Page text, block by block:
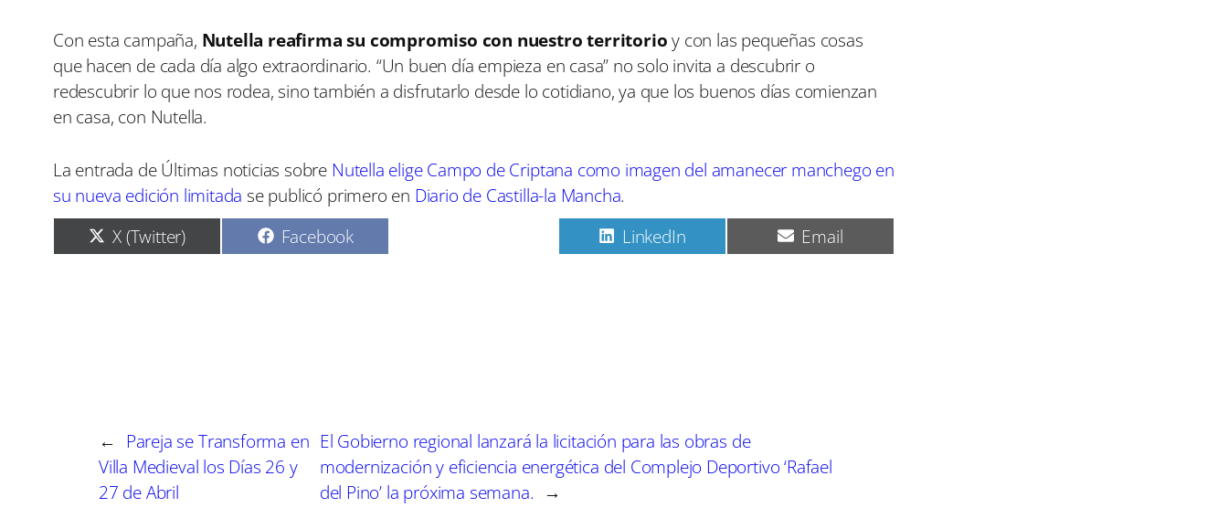
Con esta campaña, Nutella reafirma su compromiso con nuestro territorioy con las pequeñas cosas
que hacen de cada día algo extraordinario. “Un buen día empieza en casa” no solo invita a descubrir o
redescubrir lo que nos rodea, sino también a disfrutarlo desde lo cotidiano, ya que los buenos días comienzan
en casa, con Nutella.
La entrada de Últimas noticias sobre Nutella elige Campo de Criptana como imagen del amanecer manchego en
su nueva edición limitada se publicó primero en Diario de Castilla-la Mancha.
C
o
X (Twitter) C
o
Facebook C
o
LinkedIn C
o
Email
← Pareja se Transforma en
Villa Medieval los Días 26 y
27 de Abril
El Gobierno regional lanzará la licitación para las obras de
modernización y eficiencia energética del Complejo Deportivo ‘Rafael
del Pino’ la próxima semana. →